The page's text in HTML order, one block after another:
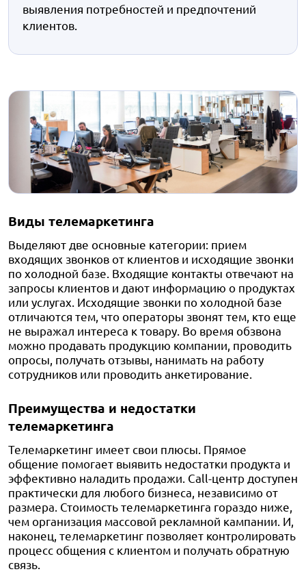
выявления потребностей и предпочтений
клиентов.
Виды телемаркетинга
Выделяют две основные категории: прием
входящих звонков от клиентов и исходящие звонки
по холодной базе. Входящие контакты отвечают на
запросы клиентов и дают информацию о продуктах
или услугах. Исходящие звонки по холодной базе
отличаются тем, что операторы звонят тем, кто еще
не выражал интереса к товару. Во время обзвона
можно продавать продукцию компании, проводить
опросы, получать отзывы, нанимать на работу
сотрудников или проводить анкетирование.
Преимущества и недостатки
телемаркетинга
Телемаркетинг имеет свои плюсы. Прямое
общение помогает выявить недостатки продукта и
эффективно наладить продажи. Call-центр доступен
практически для любого бизнеса, независимо от
размера. Стоимость телемаркетинга гораздо ниже,
чем организация массовой рекламной кампании. И,
наконец, телемаркетинг позволяет контролировать
процесс общения с клиентом и получать обратную
связь.